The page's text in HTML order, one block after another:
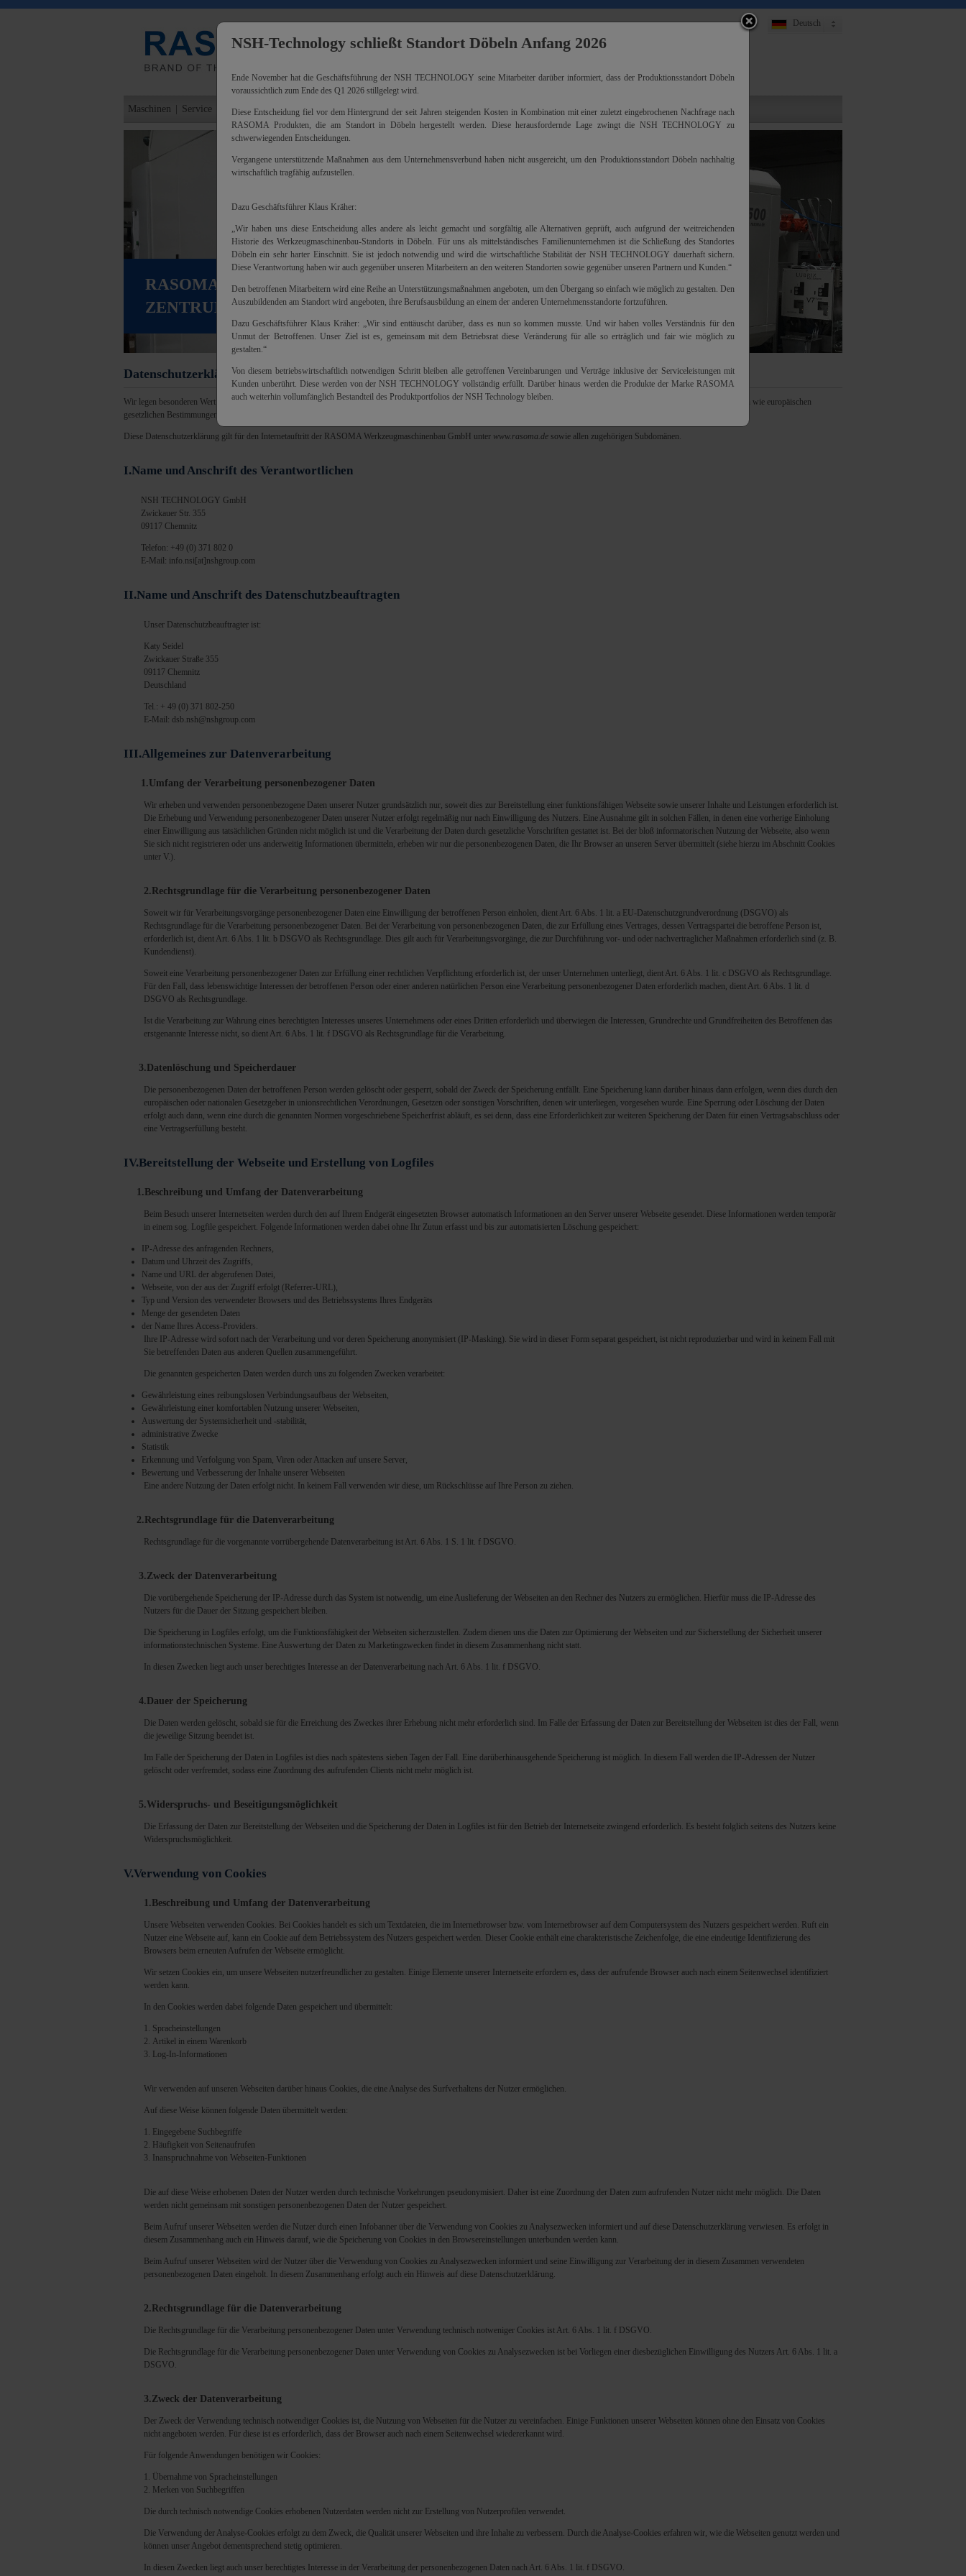
Deutsch
Mit Tradition in die Zukunft
Maschinen Service Unternehmen | Kontakt
RASOMA ENDENBEARBEITUNGS-
ZENTRUM EBZ 200-500
Datenschutzerklärung
Wir legen besonderen Wert darauf, dass bei der Nutzung unserer Angebote und der Inanspruchnahme unserer Leistungen Ihre Privatsphäre gewahrt bleibt. Die Einhaltung der nationalen wie europäischen
gesetzlichen Bestimmungen zum Schutz Ihrer personenbezogenen Daten ist für uns eine Selbstverständlichkeit.
Diese Datenschutzerklärung gilt für den Internetauftritt der RASOMA Werkzeugmaschinenbau GmbH unter www.rasoma.de sowie allen zugehörigen Subdomänen.
I.Name und Anschrift des Verantwortlichen
NSH TECHNOLOGY GmbH
Zwickauer Str. 355
09117 Chemnitz
Telefon: +49 (0) 371 802 0
E-Mail: info.nsi[at]nshgroup.com
II.Name und Anschrift des Datenschutzbeauftragten
Unser Datenschutzbeauftragter ist:
Katy Seidel
Zwickauer Straße 355
09117 Chemnitz
Deutschland
Tel.: + 49 (0) 371 802-250
E-Mail: dsb.nsh@nshgroup.com
III.Allgemeines zur Datenverarbeitung
1.Umfang der Verarbeitung personenbezogener Daten
Wir erheben und verwenden personenbezogene Daten unserer Nutzer grundsätzlich nur, soweit dies zur Bereitstellung einer funktionsfähigen Webseite sowie unserer Inhalte und Leistungen erforderlich ist.
Die Erhebung und Verwendung personenbezogener Daten unserer Nutzer erfolgt regelmäßig nur nach Einwilligung des Nutzers. Eine Ausnahme gilt in solchen Fällen, in denen eine vorherige Einholung
einer Einwilligung aus tatsächlichen Gründen nicht möglich ist und die Verarbeitung der Daten durch gesetzliche Vorschriften gestattet ist. Bei der bloß informatorischen Nutzung der Webseite, also wenn
Sie sich nicht registrieren oder uns anderweitig Informationen übermitteln, erheben wir nur die personenbezogenen Daten, die Ihr Browser an unseren Server übermittelt (siehe hierzu im Abschnitt Cookies
unter V.).
2.Rechtsgrundlage für die Verarbeitung personenbezogener Daten
Soweit wir für Verarbeitungsvorgänge personenbezogener Daten eine Einwilligung der betroffenen Person einholen, dient Art. 6 Abs. 1 lit. a EU-Datenschutzgrundverordnung (DSGVO) als
Rechtsgrundlage für die Verarbeitung personenbezogener Daten. Bei der Verarbeitung von personenbezogenen Daten, die zur Erfüllung eines Vertrages, dessen Vertragspartei die betroffene Person ist,
erforderlich ist, dient Art. 6 Abs. 1 lit. b DSGVO als Rechtsgrundlage. Dies gilt auch für Verarbeitungsvorgänge, die zur Durchführung vor- und oder nachvertraglicher Maßnahmen erforderlich sind (z. B.
Kundendienst).
Soweit eine Verarbeitung personenbezogener Daten zur Erfüllung einer rechtlichen Verpflichtung erforderlich ist, der unser Unternehmen unterliegt, dient Art. 6 Abs. 1 lit. c DSGVO als Rechtsgrundlage.
Für den Fall, dass lebenswichtige Interessen der betroffenen Person oder einer anderen natürlichen Person eine Verarbeitung personenbezogener Daten erforderlich machen, dient Art. 6 Abs. 1 lit. d
DSGVO als Rechtsgrundlage.
Ist die Verarbeitung zur Wahrung eines berechtigten Interesses unseres Unternehmens oder eines Dritten erforderlich und überwiegen die Interessen, Grundrechte und Grundfreiheiten des Betroffenen das
erstgenannte Interesse nicht, so dient Art. 6 Abs. 1 lit. f DSGVO als Rechtsgrundlage für die Verarbeitung.
3.Datenlöschung und Speicherdauer
Die personenbezogenen Daten der betroffenen Person werden gelöscht oder gesperrt, sobald der Zweck der Speicherung entfällt. Eine Speicherung kann darüber hinaus dann erfolgen, wenn dies durch den
europäischen oder nationalen Gesetzgeber in unionsrechtlichen Verordnungen, Gesetzen oder sonstigen Vorschriften, denen wir unterliegen, vorgesehen wurde. Eine Sperrung oder Löschung der Daten
erfolgt auch dann, wenn eine durch die genannten Normen vorgeschriebene Speicherfrist abläuft, es sei denn, dass eine Erforderlichkeit zur weiteren Speicherung der Daten für einen Vertragsabschluss oder
eine Vertragserfüllung besteht.
IV.Bereitstellung der Webseite und Erstellung von Logfiles
1.Beschreibung und Umfang der Datenverarbeitung
Beim Besuch unserer Internetseiten werden durch den auf Ihrem Endgerät eingesetzten Browser automatisch Informationen an den Server unserer Webseite gesendet. Diese Informationen werden temporär
in einem sog. Logfile gespeichert. Folgende Informationen werden dabei ohne Ihr Zutun erfasst und bis zur automatisierten Löschung gespeichert:
IP-Adresse des anfragenden Rechners,
Datum und Uhrzeit des Zugriffs,
Name und URL der abgerufenen Datei,
Webseite, von der aus der Zugriff erfolgt (Referrer-URL),
Typ und Version des verwendeter Browsers und des Betriebssystems Ihres Endgeräts
Menge der gesendeten Daten
der Name Ihres Access-Providers.
Ihre IP-Adresse wird sofort nach der Verarbeitung und vor deren Speicherung anonymisiert (IP-Masking). Sie wird in dieser Form separat gespeichert, ist nicht reproduzierbar und wird in keinem Fall mit
Sie betreffenden Daten aus anderen Quellen zusammengeführt.
Die genannten gespeicherten Daten werden durch uns zu folgenden Zwecken verarbeitet:
Gewährleistung eines reibungslosen Verbindungsaufbaus der Webseiten,
Gewährleistung einer komfortablen Nutzung unserer Webseiten,
Auswertung der Systemsicherheit und -stabilität,
administrative Zwecke
Statistik
Erkennung und Verfolgung von Spam, Viren oder Attacken auf unsere Server,
Bewertung und Verbesserung der Inhalte unserer Webseiten
Eine andere Nutzung der Daten erfolgt nicht. In keinem Fall verwenden wir diese, um Rückschlüsse auf Ihre Person zu ziehen.
2.Rechtsgrundlage für die Datenverarbeitung
Rechtsgrundlage für die vorgenannte vorrübergehende Datenverarbeitung ist Art. 6 Abs. 1 S. 1 lit. f DSGVO.
3.Zweck der Datenverarbeitung
Die vorübergehende Speicherung der IP-Adresse durch das System ist notwendig, um eine Auslieferung der Webseiten an den Rechner des Nutzers zu ermöglichen. Hierfür muss die IP-Adresse des
Nutzers für die Dauer der Sitzung gespeichert bleiben.
Die Speicherung in Logfiles erfolgt, um die Funktionsfähigkeit der Webseiten sicherzustellen. Zudem dienen uns die Daten zur Optimierung der Webseiten und zur Sicherstellung der Sicherheit unserer
informationstechnischen Systeme. Eine Auswertung der Daten zu Marketingzwecken findet in diesem Zusammenhang nicht statt.
In diesen Zwecken liegt auch unser berechtigtes Interesse an der Datenverarbeitung nach Art. 6 Abs. 1 lit. f DSGVO.
4.Dauer der Speicherung
Die Daten werden gelöscht, sobald sie für die Erreichung des Zweckes ihrer Erhebung nicht mehr erforderlich sind. Im Falle der Erfassung der Daten zur Bereitstellung der Webseiten ist dies der Fall, wenn
die jeweilige Sitzung beendet ist.
Im Falle der Speicherung der Daten in Logfiles ist dies nach spätestens sieben Tagen der Fall. Eine darüberhinausgehende Speicherung ist möglich. In diesem Fall werden die IP-Adressen der Nutzer
gelöscht oder verfremdet, sodass eine Zuordnung des aufrufenden Clients nicht mehr möglich ist.
5.Widerspruchs- und Beseitigungsmöglichkeit
Die Erfassung der Daten zur Bereitstellung der Webseiten und die Speicherung der Daten in Logfiles ist für den Betrieb der Internetseite zwingend erforderlich. Es besteht folglich seitens des Nutzers keine
Widerspruchsmöglichkeit.
V.Verwendung von Cookies
1.Beschreibung und Umfang der Datenverarbeitung
Unsere Webseiten verwenden Cookies. Bei Cookies handelt es sich um Textdateien, die im Internetbrowser bzw. vom Internetbrowser auf dem Computersystem des Nutzers gespeichert werden. Ruft ein
Nutzer eine Webseite auf, kann ein Cookie auf dem Betriebssystem des Nutzers gespeichert werden. Dieser Cookie enthält eine charakteristische Zeichenfolge, die eine eindeutige Identifizierung des
Browsers beim erneuten Aufrufen der Webseite ermöglicht.
Wir setzen Cookies ein, um unsere Webseiten nutzerfreundlicher zu gestalten. Einige Elemente unserer Internetseite erfordern es, dass der aufrufende Browser auch nach einem Seitenwechsel identifiziert
werden kann.
In den Cookies werden dabei folgende Daten gespeichert und übermittelt:
Spracheinstellungen
Artikel in einem Warenkorb
Log-In-Informationen
Wir verwenden auf unseren Webseiten darüber hinaus Cookies, die eine Analyse des Surfverhaltens der Nutzer ermöglichen.
Auf diese Weise können folgende Daten übermittelt werden:
Eingegebene Suchbegriffe
Häufigkeit von Seitenaufrufen
Inanspruchnahme von Webseiten-Funktionen
Die auf diese Weise erhobenen Daten der Nutzer werden durch technische Vorkehrungen pseudonymisiert. Daher ist eine Zuordnung der Daten zum aufrufenden Nutzer nicht mehr möglich. Die Daten
werden nicht gemeinsam mit sonstigen personenbezogenen Daten der Nutzer gespeichert.
Beim Aufruf unserer Webseiten werden die Nutzer durch einen Infobanner über die Verwendung von Cookies zu Analysezwecken informiert und auf diese Datenschutzerklärung verwiesen. Es erfolgt in
diesem Zusammenhang auch ein Hinweis darauf, wie die Speicherung von Cookies in den Browsereinstellungen unterbunden werden kann.
Beim Aufruf unserer Webseiten wird der Nutzer über die Verwendung von Cookies zu Analysezwecken informiert und seine Einwilligung zur Verarbeitung der in diesem Zusammen verwendeten
personenbezogenen Daten eingeholt. In diesem Zusammenhang erfolgt auch ein Hinweis auf diese Datenschutzerklärung.
2.Rechtsgrundlage für die Datenverarbeitung
Die Rechtsgrundlage für die Verarbeitung personenbezogener Daten unter Verwendung technisch notweniger Cookies ist Art. 6 Abs. 1 lit. f DSGVO.
Die Rechtsgrundlage für die Verarbeitung personenbezogener Daten unter Verwendung von Cookies zu Analysezwecken ist bei Vorliegen einer diesbezüglichen Einwilligung des Nutzers Art. 6 Abs. 1 lit. a
DSGVO.
3.Zweck der Datenverarbeitung
Der Zweck der Verwendung technisch notwendiger Cookies ist, die Nutzung von Webseiten für die Nutzer zu vereinfachen. Einige Funktionen unserer Webseiten können ohne den Einsatz von Cookies
nicht angeboten werden. Für diese ist es erforderlich, dass der Browser auch nach einem Seitenwechsel wiedererkannt wird.
Für folgende Anwendungen benötigen wir Cookies:
Übernahme von Spracheinstellungen
Merken von Suchbegriffen
Die durch technisch notwendige Cookies erhobenen Nutzerdaten werden nicht zur Erstellung von Nutzerprofilen verwendet.
Die Verwendung der Analyse-Cookies erfolgt zu dem Zweck, die Qualität unserer Webseiten und ihre Inhalte zu verbessern. Durch die Analyse-Cookies erfahren wir, wie die Webseiten genutzt werden und
können unser Angebot dementsprechend stetig optimieren.
In diesen Zwecken liegt auch unser berechtigtes Interesse in der Verarbeitung der personenbezogenen Daten nach Art. 6 Abs. 1 lit. f DSGVO.
NSH-Technology schließt Standort Döbeln Anfang 2026
Ende November hat die Geschäftsführung der NSH TECHNOLOGY seine Mitarbeiter darüber informiert, dass der Produktionsstandort Döbeln
voraussichtlich zum Ende des Q1 2026 stillgelegt wird.
Diese Entscheidung fiel vor dem Hintergrund der seit Jahren steigenden Kosten in Kombination mit einer zuletzt eingebrochenen Nachfrage nach
RASOMA Produkten, die am Standort in Döbeln hergestellt werden. Diese herausfordernde Lage zwingt die NSH TECHNOLOGY zu
schwerwiegenden Entscheidungen.
Vergangene unterstützende Maßnahmen aus dem Unternehmensverbund haben nicht ausgereicht, um den Produktionsstandort Döbeln nachhaltig
wirtschaftlich tragfähig aufzustellen.
Dazu Geschäftsführer Klaus Kräher:
„Wir haben uns diese Entscheidung alles andere als leicht gemacht und sorgfältig alle Alternativen geprüft, auch aufgrund der weitreichenden
Historie des Werkzeugmaschinenbau-Standorts in Döbeln. Für uns als mittelständisches Familienunternehmen ist die Schließung des Standortes
Döbeln ein sehr harter Einschnitt. Sie ist jedoch notwendig und wird die wirtschaftliche Stabilität der NSH TECHNOLOGY dauerhaft sichern.
Diese Verantwortung haben wir auch gegenüber unseren Mitarbeitern an den weiteren Standorten sowie gegenüber unseren Partnern und Kunden.“
Den betroffenen Mitarbeitern wird eine Reihe an Unterstützungsmaßnahmen angeboten, um den Übergang so einfach wie möglich zu gestalten. Den
Auszubildenden am Standort wird angeboten, ihre Berufsausbildung an einem der anderen Unternehmensstandorte fortzuführen.
Dazu Geschäftsführer Klaus Kräher: „Wir sind enttäuscht darüber, dass es nun so kommen musste. Und wir haben volles Verständnis für den
Unmut der Betroffenen. Unser Ziel ist es, gemeinsam mit dem Betriebsrat diese Veränderung für alle so erträglich und fair wie möglich zu
gestalten.“
Von diesem betriebswirtschaftlich notwendigen Schritt bleiben alle getroffenen Vereinbarungen und Verträge inklusive der Serviceleistungen mit
Kunden unberührt. Diese werden von der NSH TECHNOLOGY vollständig erfüllt. Darüber hinaus werden die Produkte der Marke RASOMA
auch weiterhin vollumfänglich Bestandteil des Produktportfolios der NSH Technology bleiben.